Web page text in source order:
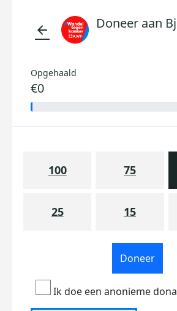
arrow_back Doneer aan
Opgehaald
€0
100 75
25 15
Doneer
Ik doe een anonieme